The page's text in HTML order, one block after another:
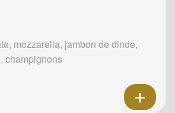
mozzarella, jambon de dinde,
champignons